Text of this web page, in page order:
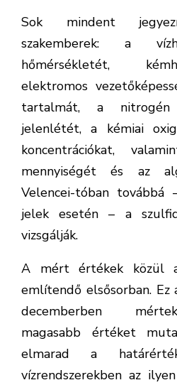
Sok mindent
szakemberek: a
hőmérsékletét,
elektromos
tartalmát, a nitrogén
jelenlétét, a kémiai
koncentrációkat,
mennyiségét és az
Velencei-tóban továbbá
jelek esetén – a
vizsgálják.
A mért értékek közül
említendő elsősorban. Ez
decemberben
magasabb értéket
elmarad a
vízrendszerekben az